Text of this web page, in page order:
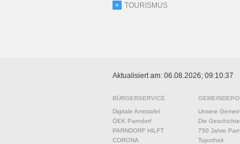
TOURISMUS
Aktualisiert am: 06.08.2026; 09:10:37
BÜRGERSERVICE
Digitale Amtstafel
ÖEK Parndorf
PARNDORF HILFT
CORONA
Unsere
Die
750 Jahre
Topothek